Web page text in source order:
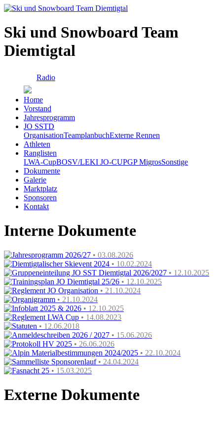
Ski und Snowboard Team
Diemtigtal
Radio
Home
Vorstand
Jahresprogramm
JO SSTD
OrganisationTeamplanbuchExterne Rennen
Athleten
Ranglisten
LWA-CupBOSV/LEKI JO-CUPGP MigrosSonstige
Dokumente
Galerie
Marktplatz
Sponsoren
Kontakt
Interne Dokumente
Jahresprogramm 2026/27 • 03.08.2026
Diemtigtalischer Skievent 2024 • 10.02.2024
Gruppeneinteilung JO SST Diemtigtal 2026/2027 • 12.10.2025
Trainingsplan JO Diemtigtal 25/26 • 12.10.2025
Reglement JO Organisation • 21.10.2024
Organigramm • 21.10.2024
Infoblatt 2025 & 2026 • 12.10.2025
Reglement LWA Cup • 14.08.2023
Statuten • 12.06.2018
Anmeldeschreiben 2026 / 2027 • 15.06.2026
Protokoll HV 2025 • 26.06.2026
Alpin Materialbestimmungen 2024/2025 • 22.10.2024
Sammelliste Sponsorenlauf • 24.04.2024
Fasnacht 25 • 15.03.2025
Externe Dokumente